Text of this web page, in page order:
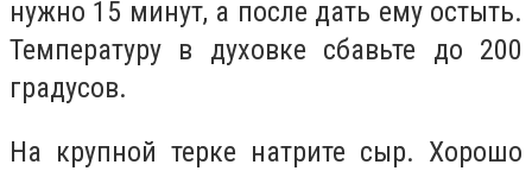
нужно 15 минут, а после дать ему остыть.
Температуру в духовке сбавьте до 200
градусов.
На крупной терке натрите сыр. Хорошо